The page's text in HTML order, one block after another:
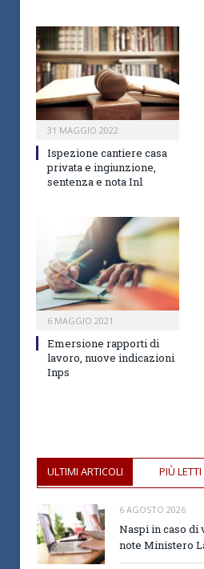
31 MAGGIO 2022
Ispezione cantiere casa
privata e ingiunzione,
sentenza e nota Inl
6 MAGGIO 2021
Emersione rapporti di
lavoro, nuove indicazioni
Inps
ULTIMI ARTICOLI PIÙ LETTI
6 AGOSTO 2026
Naspi in caso di
note Ministero